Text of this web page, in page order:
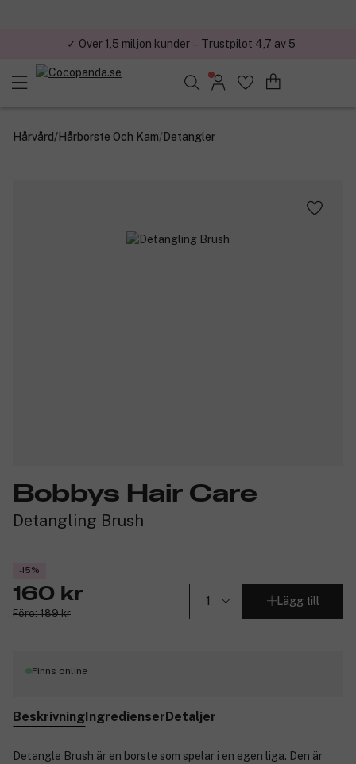
✓ Över 1,5 miljon kunder – Trustpilot 4,7 av 5
Hårvård/Hårborste Och Kam/Detangler
Bobbys Hair Care
Detangling Brush
-15%
160 kr
Före: 189 kr
Lägg till
Finns online
BeskrivningIngredienserDetaljer
Detangle Brush är en borste som spelar i en egen liga. Den är